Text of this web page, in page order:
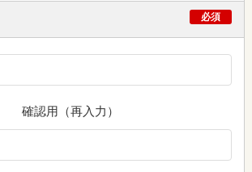
必須
確認用（再入力）